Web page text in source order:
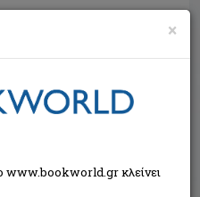
×
www.bookworld.gr κλείνει